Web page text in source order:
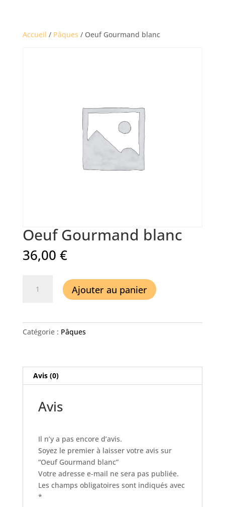
Accueil / Pâques / Oeuf Gourmand blanc
Oeuf Gourmand blanc
36,00 €
blanc
Ajouter au panier
Catégorie : Pâques
Avis (0)
Avis
Il n’y a pas encore d’avis.
Soyez le premier à laisser votre avis sur
“Oeuf Gourmand blanc”
Votre adresse e-mail ne sera pas publiée.
Les champs obligatoires sont indiqués avec
*